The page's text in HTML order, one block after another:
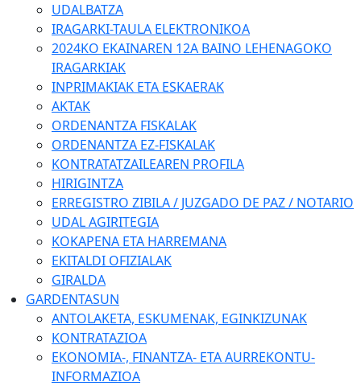
UDALBATZA
IRAGARKI-TAULA ELEKTRONIKOA
2024KO EKAINAREN 12A BAINO LEHENAGOKO
IRAGARKIAK
INPRIMAKIAK ETA ESKAERAK
AKTAK
ORDENANTZA FISKALAK
ORDENANTZA EZ-FISKALAK
KONTRATATZAILEAREN PROFILA
HIRIGINTZA
ERREGISTRO ZIBILA / JUZGADO DE PAZ / NOTARIO
UDAL AGIRITEGIA
KOKAPENA ETA HARREMANA
EKITALDI OFIZIALAK
GIRALDA
GARDENTASUN
ANTOLAKETA, ESKUMENAK, EGINKIZUNAK
KONTRATAZIOA
EKONOMIA-, FINANTZA- ETA AURREKONTU-
INFORMAZIOA